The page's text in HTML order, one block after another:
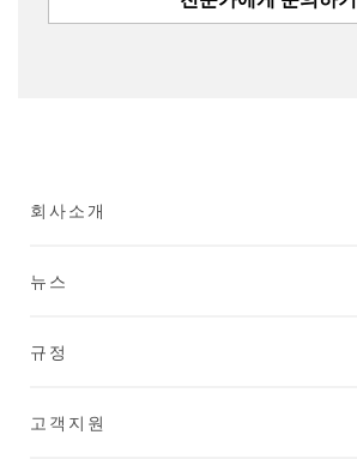
us
message
for
the
Who
Follow
Automotive
회사소개
뉴스
규정
고객지원